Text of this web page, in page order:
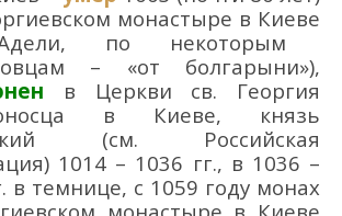
монастыре в Киеве
и, по некоторым
– «от болгарыни»),
в Церкви св. Георгия
в Киеве, князь
(см. Российская
1014 – 1036 гг., в 1036 –
в темнице, с 1059 году монах